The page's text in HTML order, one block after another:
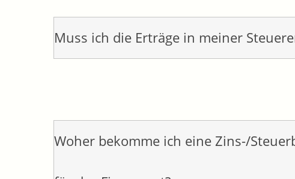
Muss ich die Erträge in meiner
Woher bekomme ich eine Zins-/